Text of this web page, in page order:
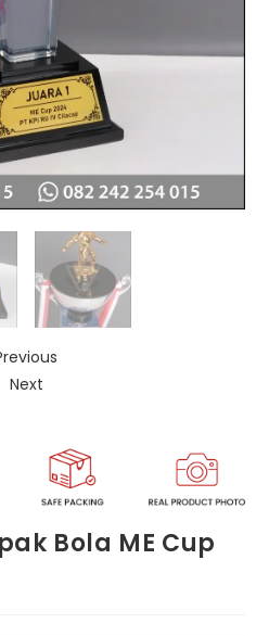
Next
Bola ME Cup